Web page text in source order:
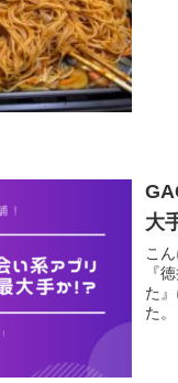
大
こんにち
『
た